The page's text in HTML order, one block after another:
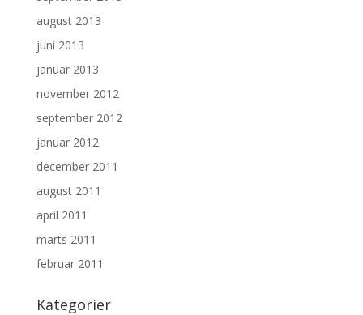
august 2013
juni 2013
januar 2013
november 2012
september 2012
januar 2012
december 2011
august 2011
april 2011
marts 2011
februar 2011
Kategorier